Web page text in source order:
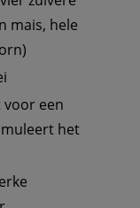
mais, hele
een
het